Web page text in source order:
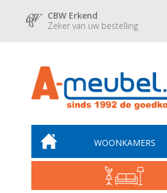
CBW Erkend
Zeker van uw bestelling
WOONKAMERS